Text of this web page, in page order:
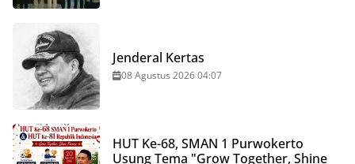
Jenderal Kertas
08 Agustus 2026 04:07
HUT Ke-68, SMAN 1 Purwokerto
Usung Tema "Grow Together, Shine